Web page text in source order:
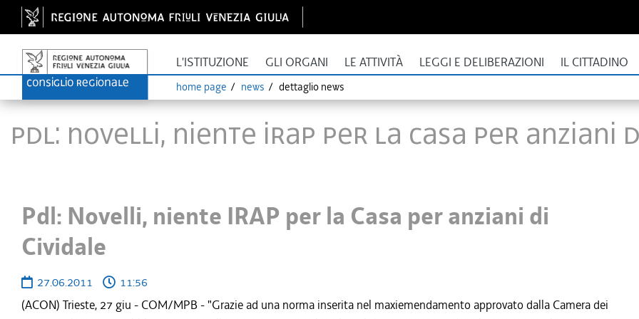
L'ISTITUZIONE GLI ORGANI LE ATTIVITÀ LEGGI E DELIBERAZIONI IL CITTADINO
home page news dettaglio news
Pdl: Novelli, niente IRAP per la Casa per anziani
Pdl: Novelli, niente IRAP per la Casa per anziani di
Cividale
27.06.2011
11:56
(ACON) Trieste, 27 giu - COM/MPB - "Grazie ad una norma inserita nel maxiemendamento approvato dalla Camera dei